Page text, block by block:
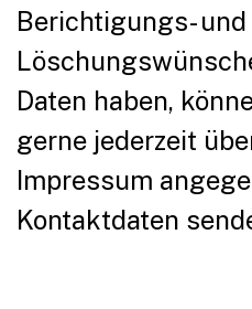
Berichtigungs- und
Daten haben,
gerne jederzeit
Impressum
Kontaktdaten